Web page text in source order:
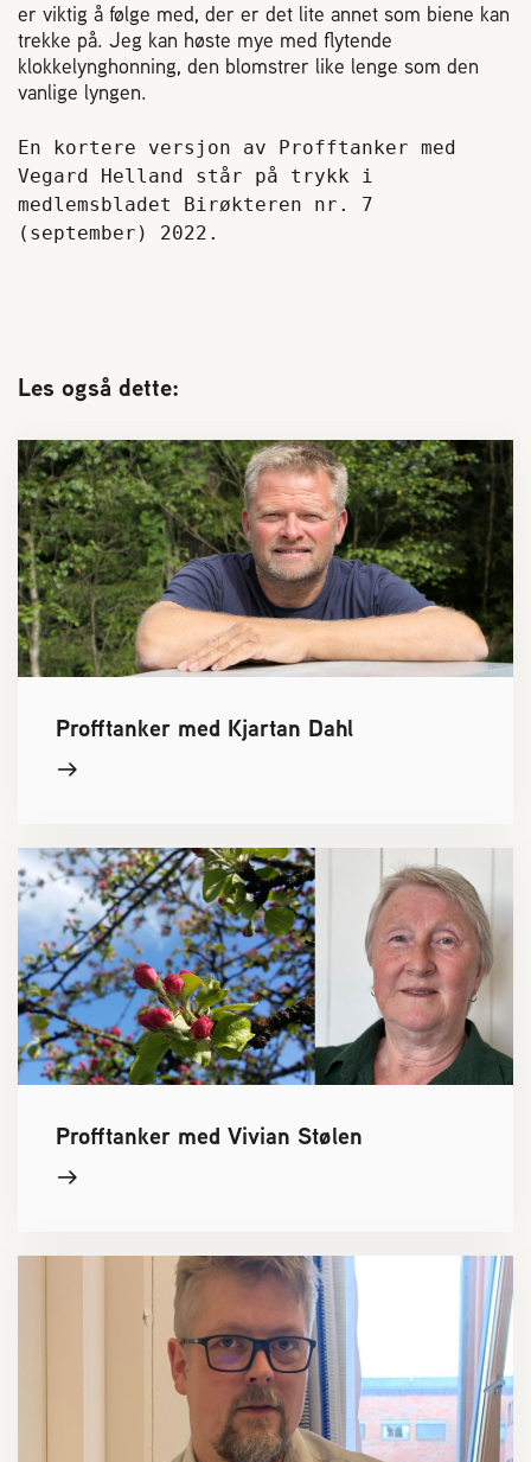
er viktig å følge med, der er det lite annet som biene kan
trekke på. Jeg kan høste mye med flytende
klokkelynghonning, den blomstrer like lenge som den
vanlige lyngen.
En kortere versjon av Profftanker med
Vegard Helland står på trykk i
medlemsbladet Birøkteren nr. 7
(september) 2022.
Les også dette:
Profftanker med Kjartan Dahl
Profftanker med Vivian Stølen